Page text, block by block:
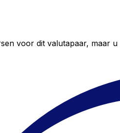
voor dit valutapaar, maar